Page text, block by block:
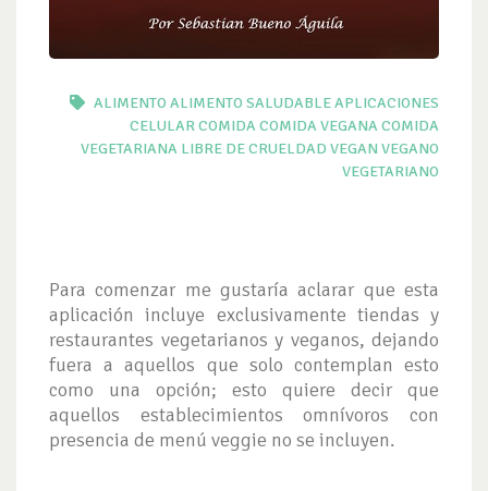
ALIMENTO ALIMENTO SALUDABLEAPLICACIONES
CELULARCOMIDA COMIDA VEGANA COMIDA
VEGETARIANA LIBRE DE CRUELDAD VEGAN VEGANO
VEGETARIANO
Para comenzar me gustaría aclarar que esta
aplicación incluye exclusivamente tiendas y
restaurantes vegetarianos y veganos, dejando
fuera a aquellos que solo contemplan esto
como una opción; esto quiere decir que
aquellos establecimientos omnívoros con
presencia de menú veggie no se incluyen.